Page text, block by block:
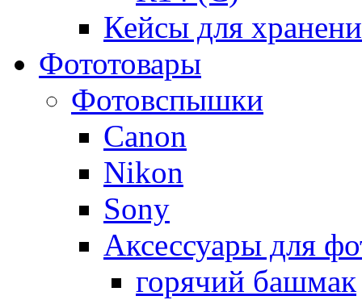
Кейсы для
Фототовары
Фотовспышки
Canon
Nikon
Sony
Аксессуары для
горячий башмак